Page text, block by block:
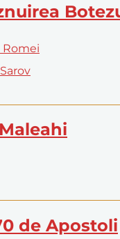
Romei
de Apostoli